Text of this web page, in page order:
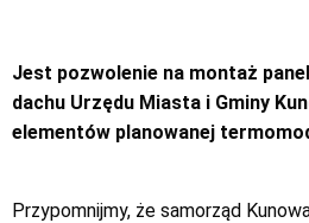
Jest pozwolenie na montaż
dachu Urzędu Miasta i Gminy
elementów planowanej
Przypomnijmy, że samorząd